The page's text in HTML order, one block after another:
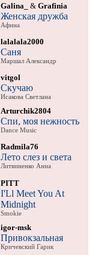
Galina_ & Grafinia
Женская дружба
Афина
lalalala2000
Саня
Маршал Александр
vitgol
Скучаю
Исакова Светлана
Arturchik2804
Спи, моя нежность
Dance Music
Radmila76
Лето слез и света
Литвиненко Анна
PITT
I'Ll Meet You At
Midnight
Smokie
igor-msk
Привокзальная
Кричевский Гарик